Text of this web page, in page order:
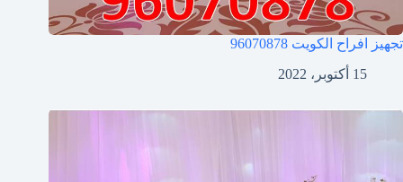
تجهيز افراح الكويت 96070878
15 أكتوبر، 2022